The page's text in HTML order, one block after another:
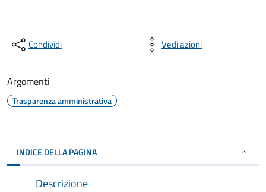
Condividi Vedi azioni
Argomenti
Trasparenza amministrativa
INDICE DELLA PAGINA
Descrizione